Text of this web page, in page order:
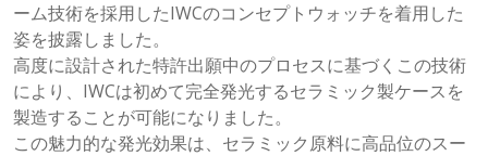
ーム技術を採用したIWCのコンセプトウォッチを着用した
姿を披露しました。
高度に設計された特許出願中のプロセスに基づくこの技術
により、IWCは初めて完全発光するセラミック製ケースを
製造することが可能になりました。
この魅力的な発光効果は、セラミック原料に高品位のスー